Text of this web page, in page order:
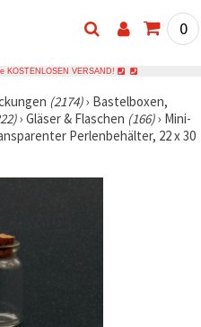
0
KOSTENLOSEN VERSAND!
(2174)› Bastelboxen,
› Gläser & Flaschen (166)› Mini-
Perlenbehälter, 22 x 30